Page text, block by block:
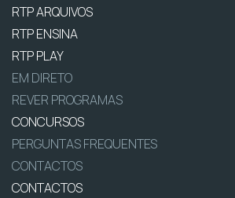
RTP ARQUIVOS
RTP ENSINA
RTP PLAY
EM DIRETO
REVER PROGRAMAS
CONCURSOS
PERGUNTAS FREQUENTES
CONTACTOS
CONTACTOS